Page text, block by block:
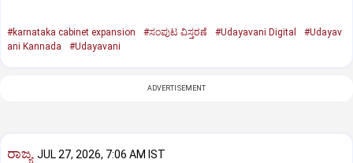
#karnataka cabinet expansion #ಸಂಪುಟ ವಿಸ್ತರಣೆ #Udayavani Digital
#Udayav
ani Kannada
#Udayavani
ADVERTISEMENT
ರಾಜ್ಯ JUL 27, 2026, 7:06 AM IST